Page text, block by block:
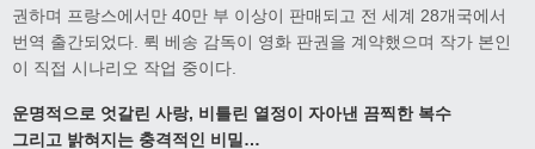
권하며 프랑스에서만 40만 부 이상이 판매되고 전 세계 28개국에서
번역 출간되었다. 뤽 베송 감독이 영화 판권을 계약했으며 작가 본인
이 직접 시나리오 작업 중이다.
운명적으로 엇갈린 사랑, 비틀린 열정이 자아낸 끔찍한 복수
그리고 밝혀지는 충격적인 비밀…